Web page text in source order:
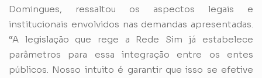
Domingues, ressaltou os aspectos legais e
institucionais envolvidos nas demandas apresentadas.
“A legislação que rege a Rede Sim já estabelece
parâmetros para essa integração entre os entes
públicos. Nosso intuito é garantir que isso se efetive